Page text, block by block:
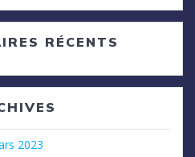
RÉCENTS
2023